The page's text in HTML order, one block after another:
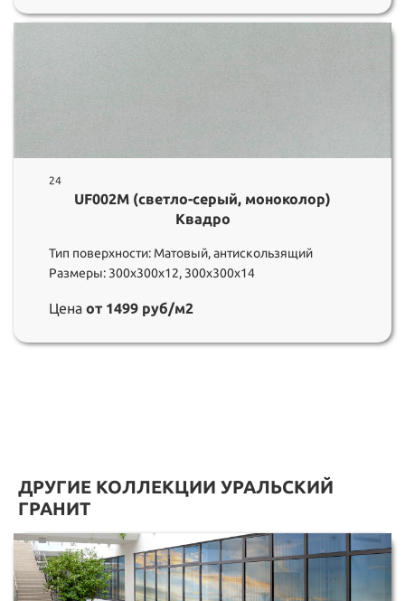
24
UF002M (светло-серый, моноколор)
Квадро
Тип поверхности: Матовый, антискользящий
Размеры: 300х300х12, 300х300х14
Цена от 1499 руб/м2
ДРУГИЕ КОЛЛЕКЦИИ УРАЛЬСКИЙ
ГРАНИТ